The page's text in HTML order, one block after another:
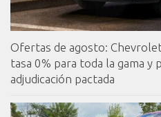
Ofertas de agosto:
tasa 0% para toda la gama y
adjudicación pactada